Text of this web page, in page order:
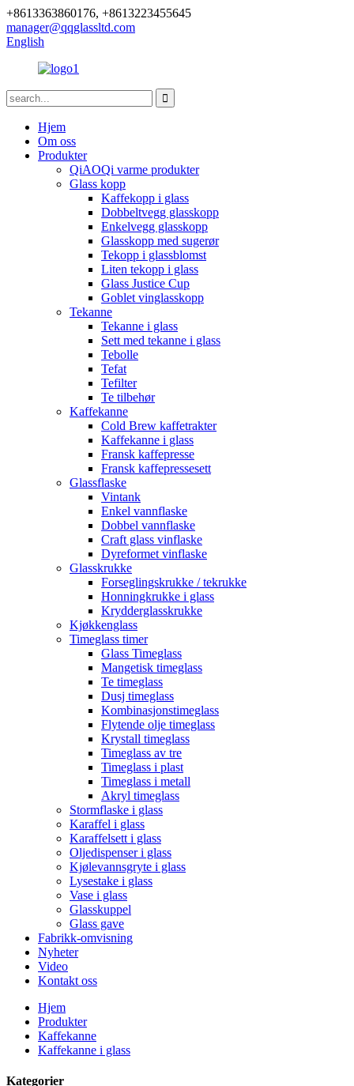
+8613363860176, +8613223455645
manager@qqglassltd.com
English
Hjem
Om oss
Produkter
QiAOQi varme produkter
Glass kopp
Kaffekopp i glass
Dobbeltvegg glasskopp
Enkelvegg glasskopp
Glasskopp med sugerør
Tekopp i glassblomst
Liten tekopp i glass
Glass Justice Cup
Goblet vinglasskopp
Tekanne
Tekanne i glass
Sett med tekanne i glass
Tebolle
Tefat
Tefilter
Te tilbehør
Kaffekanne
Cold Brew kaffetrakter
Kaffekanne i glass
Fransk kaffepresse
Fransk kaffepressesett
Glassflaske
Vintank
Enkel vannflaske
Dobbel vannflaske
Craft glass vinflaske
Dyreformet vinflaske
Glasskrukke
Forseglingskrukke / tekrukke
Honningkrukke i glass
Krydderglasskrukke
Kjøkkenglass
Timeglass timer
Glass Timeglass
Mangetisk timeglass
Te timeglass
Dusj timeglass
Kombinasjonstimeglass
Flytende olje timeglass
Krystall timeglass
Timeglass av tre
Timeglass i plast
Timeglass i metall
Akryl timeglass
Stormflaske i glass
Karaffel i glass
Karaffelsett i glass
Oljedispenser i glass
Kjølevannsgryte i glass
Lysestake i glass
Vase i glass
Glasskuppel
Glass gave
Fabrikk-omvisning
Nyheter
Video
Kontakt oss
Hjem
Produkter
Kaffekanne
Kaffekanne i glass
Kategorier